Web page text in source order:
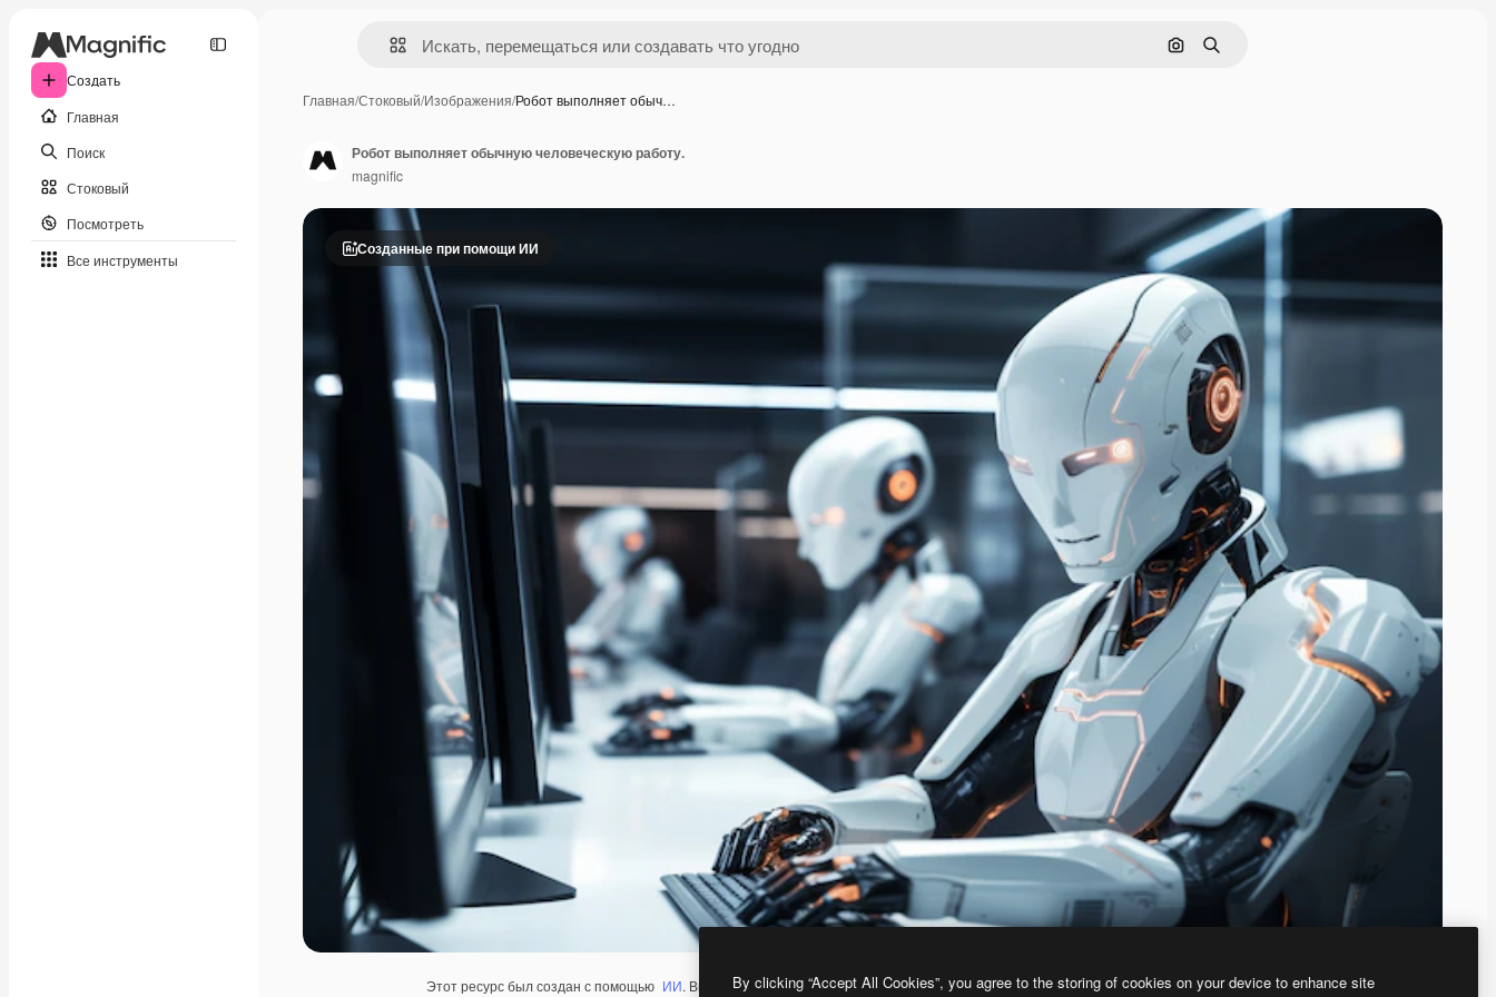
Создать
Главная
Поиск
Стоковый
Посмотреть
Все инструменты
Поиск по изображению
Поиск
Главная/Стоковый/Изображения/Робот выполняет обыч…
Созданные при помощи ИИ
Этот ресурс был создан с помощью ИИ. Вы можете создать свой собственный с помощью нашего генератора изображений на основе ИИ.
Робот выполняет обычную человеческую работу.
magnific
By clicking “Accept All Cookies”, you agree to the storing of cookies on your device to enhance site